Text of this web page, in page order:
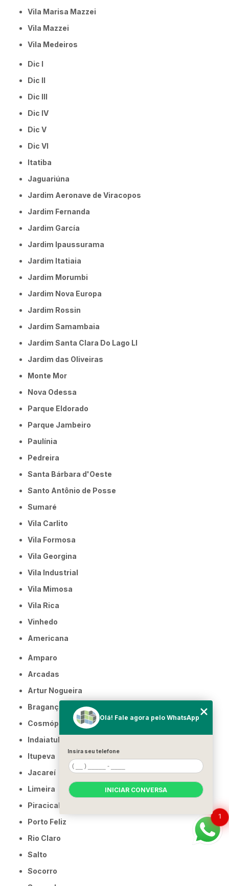
Vila Marisa Mazzei
Vila Mazzei
Vila Medeiros
Dic I
Dic II
Dic III
Dic IV
Dic V
Dic VI
Itatiba
Jaguariúna
Jardim Aeronave de Viracopos
Jardim Fernanda
Jardim García
Jardim Ipaussurama
Jardim Itatiaia
Jardim Morumbi
Jardim Nova Europa
Jardim Rossin
Jardim Samambaia
Jardim Santa Clara Do Lago Ll
Jardim das Oliveiras
Monte Mor
Nova Odessa
Parque Eldorado
Parque Jambeiro
Paulínia
Pedreira
Santa Bárbara d'Oeste
Santo Antônio de Posse
Sumaré
Vila Carlito
Vila Formosa
Vila Georgina
Vila Industrial
Vila Mimosa
Vila Rica
Vinhedo
americana
Amparo
Arcadas
Artur Nogueira
Bragança Paulista
Cosmópolis
Indaiatuba
Itupeva
Jacareí
Limeira
Piracicaba
Porto Feliz
Rio Claro
Salto
Socorro
1
Olá! Fale agora pelo WhatsApp
Insira seu telefone
INICIAR CONVERSA